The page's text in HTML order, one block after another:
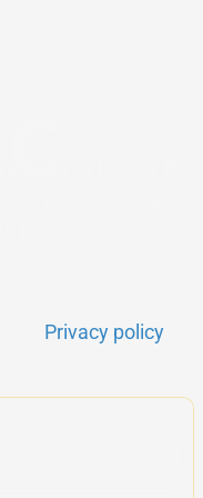
Privacy policy